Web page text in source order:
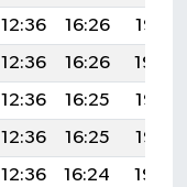
12:36 16:26
19:36
12:36 16:26
19:34
12:36 16:25
19:33
12:36 16:25
19:32
12:36 16:24
19:30